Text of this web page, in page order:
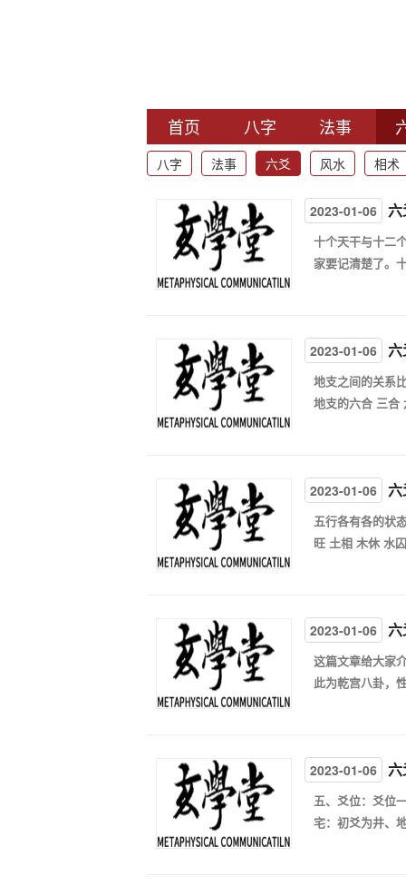
首页 八字 法事
八字 法事 六爻 风水 相术
2023-01-06
十个天干与十二
家要记清楚了。
2023-01-06
地支之间的关系
地支的六合 三合
2023-01-06
五行各有各的状
旺 土相 木休 水
2023-01-06
这篇文章给大家
此为乾宫八卦，
2023-01-06
五、爻位：爻位
宅：初爻为井、